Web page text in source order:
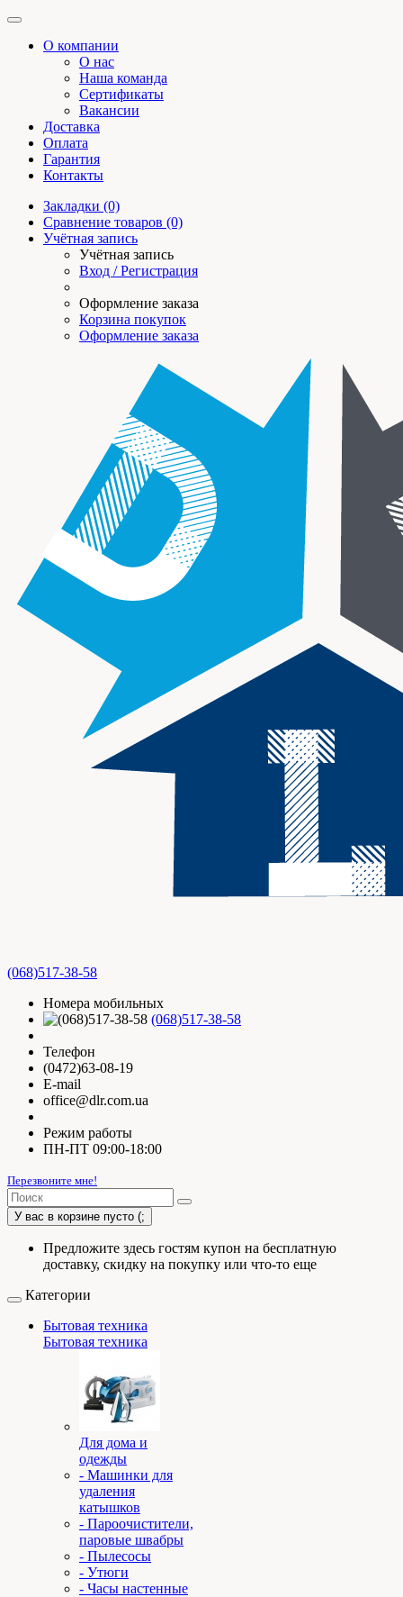
О компании
О нас
Наша команда
Сертификаты
Вакансии
Доставка
Оплата
Гарантия
Контакты
Закладки (0)
Сравнение товаров (0)
Учётная запись
Учётная запись
Вход / Регистрация
Оформление заказа
Корзина покупок
Оформление заказа
(068)517-38-58
Номера мобильных
(068)517-38-58
Телефон
(0472)63-08-19
E-mail
office@dlr.com.ua
Режим работы
ПН-ПТ 09:00-18:00
Перезвоните мне!
У вас в корзине пусто (;
Предложите здесь гостям купон на бесплатную
доставку, скидку на покупку или что-то еще
Категории
Бытовая техника
Бытовая техника
Для дома и
одежды
- Машинки для
удаления
катышков
- Пароочистители,
паровые швабры
- Пылесосы
- Утюги
- Часы настенные